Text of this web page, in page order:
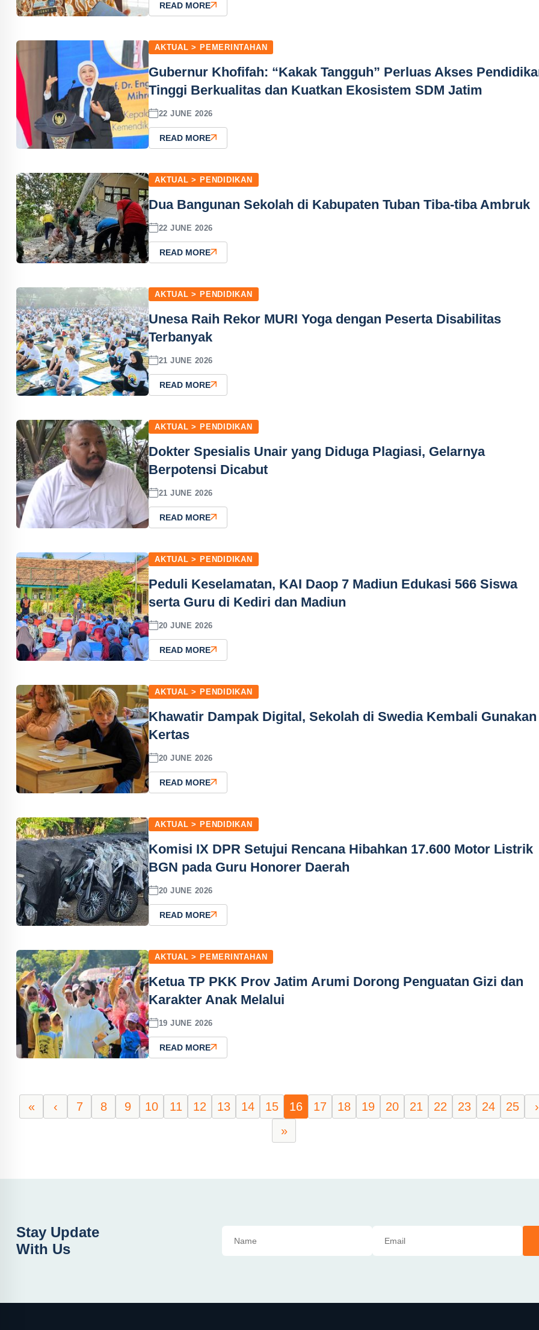
READ MORE
AKTUAL > PEMERINTAHAN
Gubernur Khofifah: “Kakak Tangguh” Perluas Akses
Tinggi Berkualitas dan Kuatkan Ekosistem SDM Jatim
22 JUNE 2026
READ MORE
AKTUAL > PENDIDIKAN
Dua Bangunan Sekolah di Kabupaten Tuban Tiba-tiba Ambruk
22 JUNE 2026
READ MORE
AKTUAL > PENDIDIKAN
Unesa Raih Rekor MURI Yoga dengan Peserta Disabilitas
Terbanyak
21 JUNE 2026
READ MORE
AKTUAL > PENDIDIKAN
Dokter Spesialis Unair yang Diduga Plagiasi, Gelarnya
Berpotensi Dicabut
21 JUNE 2026
READ MORE
AKTUAL > PENDIDIKAN
Peduli Keselamatan, KAI Daop 7 Madiun Edukasi 566 Siswa
serta Guru di Kediri dan Madiun
20 JUNE 2026
READ MORE
AKTUAL > PENDIDIKAN
Khawatir Dampak Digital, Sekolah di Swedia Kembali Gunakan
Kertas
20 JUNE 2026
READ MORE
AKTUAL > PENDIDIKAN
Komisi IX DPR Setujui Rencana Hibahkan 17.600 Motor Listrik
BGN pada Guru Honorer Daerah
20 JUNE 2026
READ MORE
AKTUAL > PEMERINTAHAN
Ketua TP PKK Prov Jatim Arumi Dorong Penguatan Gizi dan
Karakter Anak Melalui
19 JUNE 2026
READ MORE
« ‹ 7 8 9 10 11 12 13 14 15 16 17 18 19 20 21 22 23 24 25
›
»
Stay Update
With Us